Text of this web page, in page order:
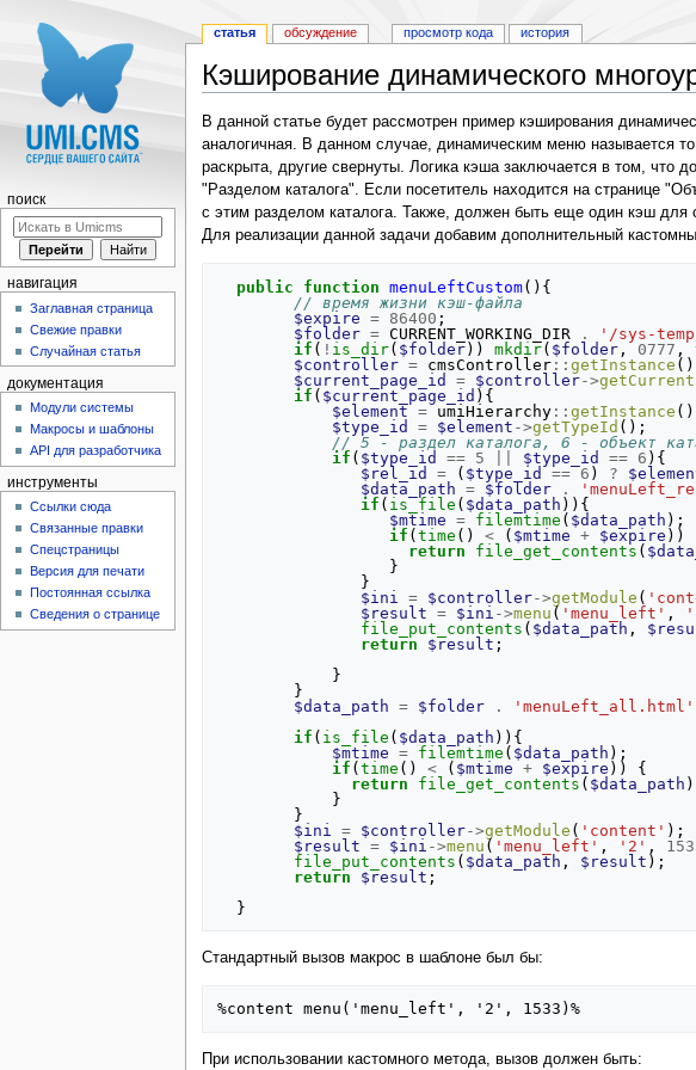
Кэширование динамического
В данной статье будет рассмотрен пример кэширования
аналогичная. В данном случае, динамическим меню называется
раскрыта, другие свернуты. Логика кэша заключается в том,
"Разделом каталога". Если посетитель находится на странице
с этим разделом каталога. Также, должен быть еще один кэш для
Для реализации данной задачи добавим дополнительный
public function menuLeftCustom(){
// время жизни кэш-файла
$expire
= 86400 ;
$folder = CURRENT_WORKING_DIR . '/sys-
if ( ! is_dir( $folder)) mkdir( $folder , 0777 ,
$controller = cmsController ::getInstance
$current_page_id
= $controller->
if ( $current_page_id ){
$element = umiHierarchy ::getInstance ()
$type_id
= $element ->getTypeId ();
// 5 - раздел каталога, 6 - объект
if ( $type_id == 5 $type_id == 6 ){
$rel_id
= ( $type_id == 6 ) ?
$data_path
= $folder .
if ( is_file ( $data_path )){
$mtime
= filemtime ( $data_path );
if (time () < ( $mtime + $expire ))
return
file_get_contents (
}
}
$ini
= $controller->getModule (
$result
= $ini ->menu ( 'menu_left' ,
file_put_contents ( $data_path ,
return
$result ;
}
}
$data_path
= $folder . 'menuLeft_all.html'
if ( is_file ( $data_path )){
$mtime
= filemtime ( $data_path );
if (time () < ( $mtime + $expire ))
{
return
file_get_contents ( $data_path
}
}
$ini
= $controller->getModule ( 'content' );
$result
= $ini ->menu ( 'menu_left' , '2' ,
file_put_contents ( $data_path , $result );
return
$result ;
}
Стандартный вызов макрос в шаблоне был бы:
При использовании кастомного метода, вызов должен быть:
статья обсуждение просмотр кода история
поиск
навигация
Заглавная страница
Свежие правки
Случайная статья
документация
Модули системы
Макросы и шаблоны
API для разработчика
инструменты
Ссылки сюда
Связанные правки
Спецстраницы
Версия для печати
Постоянная ссылка
Сведения о странице